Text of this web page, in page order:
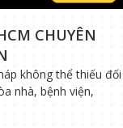
CHUYÊN
không thể thiếu đối
nhà, bệnh viện,